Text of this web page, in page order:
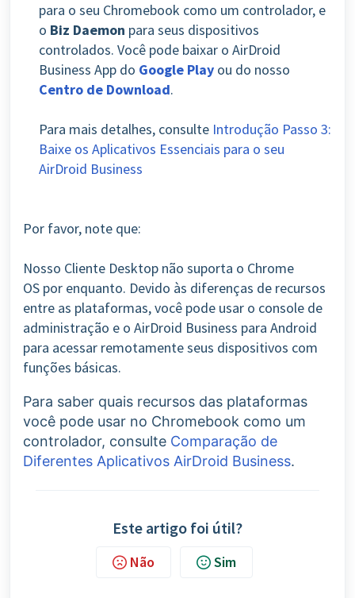
para o seu Chromebook como um controlador, e
o Biz Daemon para seus dispositivos
controlados. Você pode baixar o AirDroid
Business App do Google Play ou do nosso
Centro de Download.
Para mais detalhes, consulte Introdução Passo 3:
Baixe os Aplicativos Essenciais para o seu
AirDroid Business
Por favor, note que:
Nosso Cliente Desktop não suporta o Chrome
OS por enquanto. Devido às diferenças de recursos
entre as plataformas, você pode usar o console de
administração e o AirDroid Business para Android
para acessar remotamente seus dispositivos com
funções básicas.
Para saber quais recursos das plataformas
você pode usar no Chromebook como um
controlador, consulte Comparação de
Diferentes Aplicativos AirDroid Business.
Este artigo foi útil?
Não Sim